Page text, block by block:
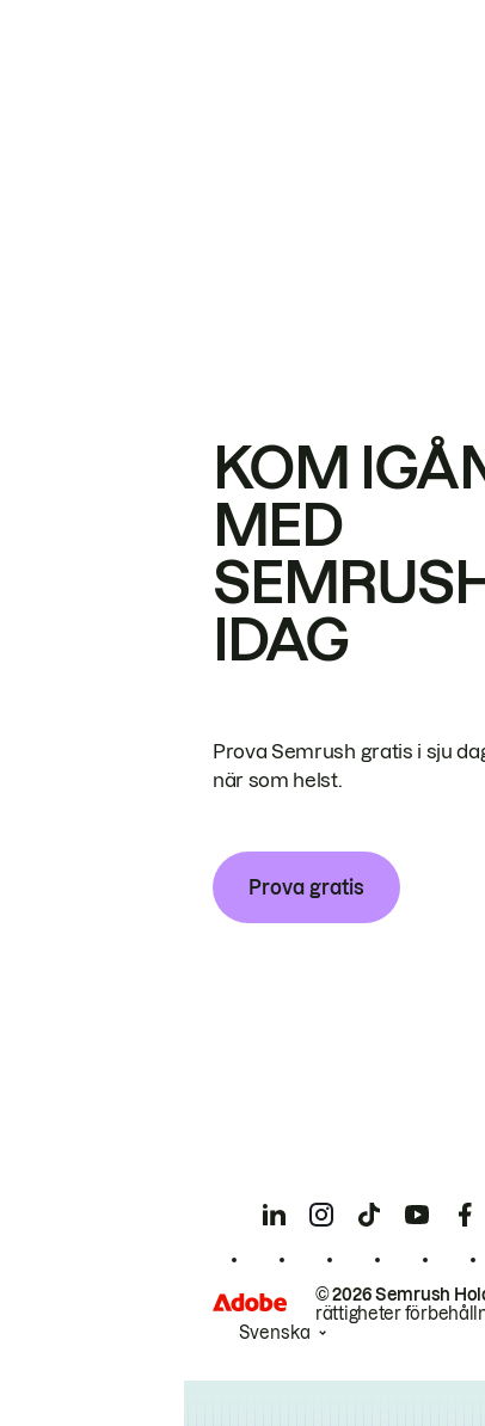
KOM
MED
IDAG
Prova Semrush gratis i sju
när som helst.
Prova gratis
© 2026 Semrush
rättigheter
Svenska